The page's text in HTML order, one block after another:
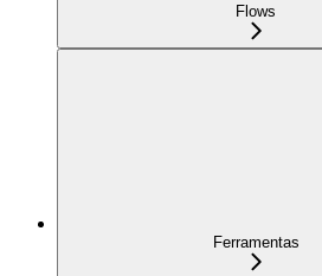
Flows
Ferramentas